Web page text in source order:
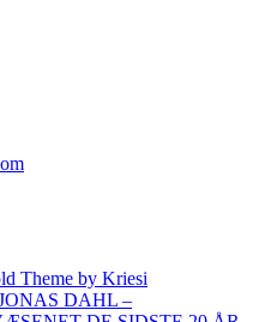
Theme by Kriesi
DAHL –